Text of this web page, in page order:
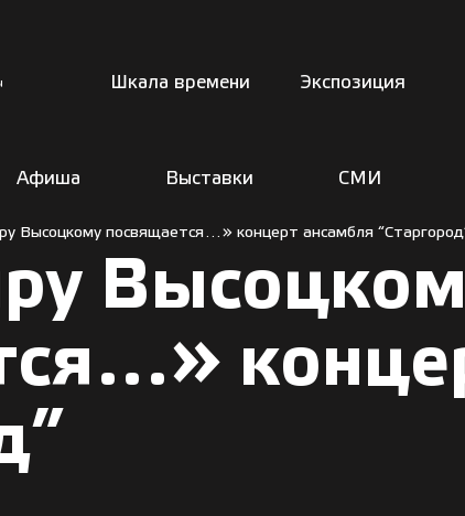
Шкала времени Экспозиция
Афиша Выставки СМИ
Высоцкому посвящается…» концерт ансамбля